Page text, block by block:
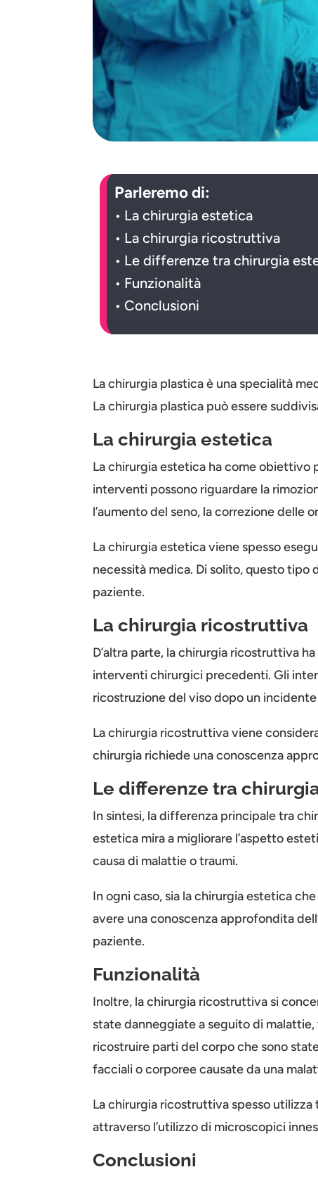
Parleremo di:
La chirurgia estetica
La chirurgia ricostruttiva
Le differenze tra chirurgia
Funzionalità
Conclusioni
La chirurgia plastica è una specialità
La chirurgia plastica può essere
La chirurgia estetica
La chirurgia estetica ha come obiettivo
interventi possono riguardare la
l’aumento del seno, la correzione delle
La chirurgia estetica viene spesso
necessità medica. Di solito, questo tipo
paziente.
La chirurgia ricostruttiva
D’altra parte, la chirurgia ricostruttiva
interventi chirurgici precedenti. Gli
ricostruzione del viso dopo un
La chirurgia ricostruttiva viene
chirurgia richiede una conoscenza
Le differenze tra
In sintesi, la differenza principale tra
estetica mira a migliorare l’aspetto
causa di malattie o traumi.
In ogni caso, sia la chirurgia estetica
avere una conoscenza approfondita
paziente.
Funzionalità
Inoltre, la chirurgia ricostruttiva si
state danneggiate a seguito di
ricostruire parti del corpo che sono
facciali o corporee causate da una
La chirurgia ricostruttiva spesso
attraverso l’utilizzo di microscopici
Conclusioni